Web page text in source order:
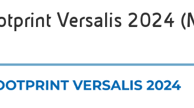
Versalis 2024